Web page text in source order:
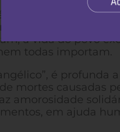
amor, amparo e
nossas vozes na
a vida do povo
todas importam.
é profunda
mortes causadas
amorosidade
em ajuda